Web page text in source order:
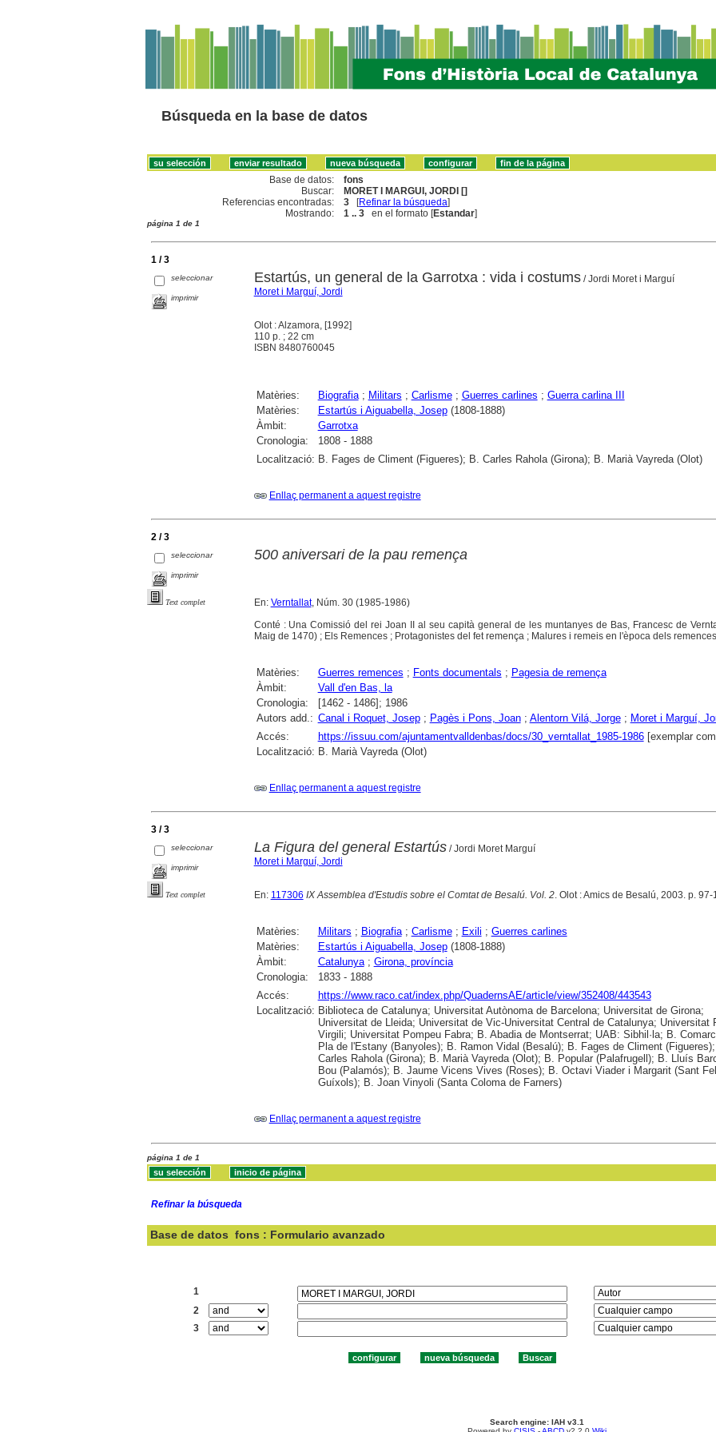
Búsqueda en la base de datos
Base de datos:
fons
Buscar:
MORET I MARGUI, JORDI []
Referencias encontradas:
3 [Refinar la búsqueda]
Mostrando:
1 .. 3 en el formato [Estandar]
página 1 de 1
1 / 3
seleccionar
imprimir
Estartús, un general de la Garrotxa : vida i costums/ Jordi Moret i Marguí
Moret i Marguí, Jordi
Olot : Alzamora, [1992]
110 p. ; 22 cm
ISBN 8480760045
Matèries: Biografia; Militars ; Carlisme; Guerres carlines ; Guerra carlina III
Matèries:
Estartús i Aiguabella, Josep(1808-1888)
Àmbit:
Garrotxa
Cronologia:
1808 - 1888
Localització: B. Fages de Climent (Figueres); B. Carles Rahola (Girona); B. Marià Vayreda (Olot)
Enllaç permanent a aquest registre
2 / 3
seleccionar
imprimir
Text complet
500 aniversari de la pau remença
En: Verntallat, Núm. 30 (1985-1986)
Conté : Una Comissió del rei Joan II al seu capità general de les muntanyes de Bas, Francesc de
Maig de 1470) ; Els Remences ; Protagonistes del fet remença ; Malures i remeis en l'època dels
Matèries: Guerres remences ; Fonts documentals ; Pagesia de remença
Àmbit:
Vall d'en Bas, la
Cronologia:
[1462 - 1486]; 1986
Autors add.: Canal i Roquet, Josep; Pagès i Pons, Joan; Alentorn Vilá, Jorge; Moret i Marguí,
Accés:
https://issuu.com/ajuntamentvalldenbas/docs/30_verntallat_1985-1986[exemplar
Localització: B. Marià Vayreda (Olot)
Enllaç permanent a aquest registre
3 / 3
seleccionar
imprimir
Text complet
La Figura del general Estartús/ Jordi Moret Marguí
Moret i Marguí, Jordi
En: 117306 IX Assemblea d'Estudis sobre el Comtat de Besalú. Vol. 2. Olot : Amics de Besalú, 2003. p. 97-
Matèries: Militars ; Biografia; Carlisme; Exili ; Guerres carlines
Matèries:
Estartús i Aiguabella, Josep(1808-1888)
Àmbit:
Catalunya; Girona, província
Cronologia:
1833 - 1888
Accés:
https://www.raco.cat/index.php/QuadernsAE/article/view/352408/443543
Localització: Biblioteca de Catalunya; Universitat Autònoma de Barcelona; Universitat de Girona;
Universitat de Lleida; Universitat de Vic-Universitat Central de Catalunya; Universitat
Virgili; Universitat Pompeu Fabra; B. Abadia de Montserrat; UAB: Sibhil·la; B.
Pla de l'Estany (Banyoles); B. Ramon Vidal (Besalú); B. Fages de Climent
Carles Rahola (Girona); B. Marià Vayreda (Olot); B. Popular (Palafrugell); B. Lluís
Bou (Palamós); B. Jaume Vicens Vives (Roses); B. Octavi Viader i Margarit (Sant
Guíxols); B. Joan Vinyoli (Santa Coloma de Farners)
Enllaç permanent a aquest registre
página 1 de 1
Refinar la búsqueda
Base de datos fons : Formulario avanzado
1
2
3
Search engine: IAH v3.1